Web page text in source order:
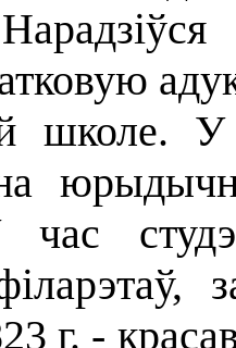
школе.
на
час
г. -